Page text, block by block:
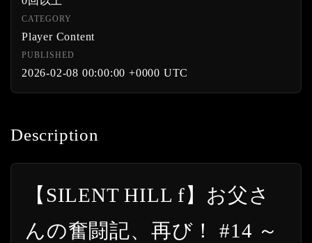
CATEGORY
Player Content
PUBLISHED
2026-02-08 00:00:00 +0000 UTC
Description
【SILENT HILL f】お父さ
んの奮闘記、再び！ #14 ～